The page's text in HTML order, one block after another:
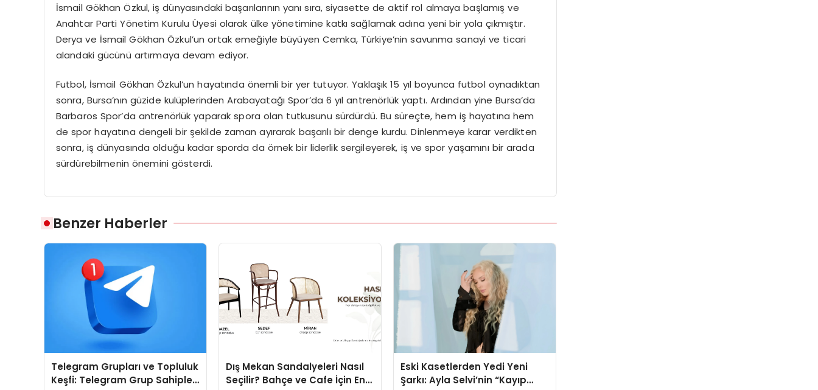
İsmail Gökhan Özkul, iş dünyasındaki başarılarının yanı sıra, siyasette de aktif rol almaya başlamış ve
Anahtar Parti Yönetim Kurulu Üyesi olarak ülke yönetimine katkı sağlamak adına yeni bir yola çıkmıştır.
Derya ve İsmail Gökhan Özkul’un ortak emeğiyle büyüyen Cemka, Türkiye’nin savunma sanayi ve ticari
alandaki gücünü artırmaya devam ediyor.
Futbol, İsmail Gökhan Özkul’un hayatında önemli bir yer tutuyor. Yaklaşık 15 yıl boyunca futbol oynadıktan
sonra, Bursa’nın güzide kulüplerinden Arabayatağı Spor’da 6 yıl antrenörlük yaptı. Ardından yine Bursa’da
Barbaros Spor’da antrenörlük yaparak spora olan tutkusunu sürdürdü. Bu süreçte, hem iş hayatına hem
de spor hayatına dengeli bir şekilde zaman ayırarak başarılı bir denge kurdu. Dinlenmeye karar verdikten
sonra, iş dünyasında olduğu kadar sporda da örnek bir liderlik sergileyerek, iş ve spor yaşamını bir arada
sürdürebilmenin önemini gösterdi.
Benzer Haberler
Telegram Grupları ve Topluluk
Keşfi: Telegram Grup Sahipleri
Dış Mekan Sandalyeleri Nasıl
Seçilir? Bahçe ve Cafe İçin En
Eski Kasetlerden Yedi Yeni
Şarkı: Ayla Selvi’nin “Kayıp